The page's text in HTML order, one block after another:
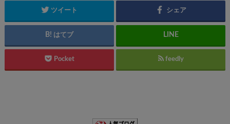
ツイート シェア
はてブ
Pocket feedly